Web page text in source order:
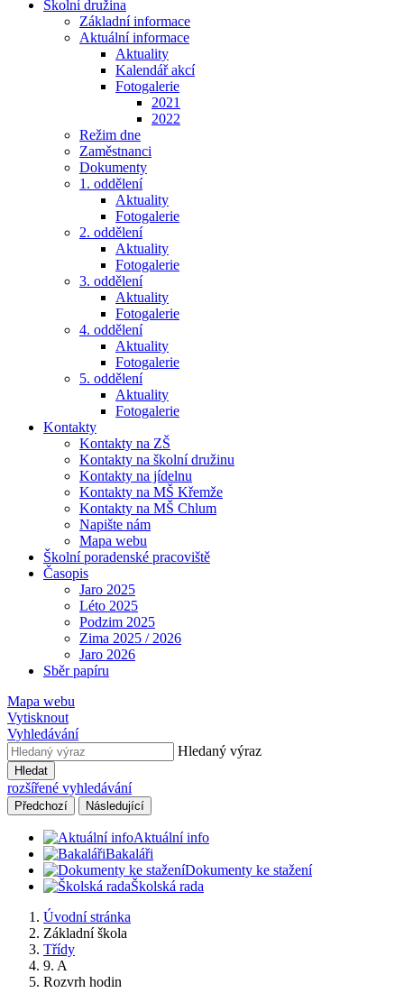
Školní družina
Základní informace
Aktuální informace
Aktuality
Kalendář akcí
Fotogalerie
2021
2022
Režim dne
Zaměstnanci
Dokumenty
1. oddělení
Aktuality
Fotogalerie
2. oddělení
Aktuality
Fotogalerie
3. oddělení
Aktuality
Fotogalerie
4. oddělení
Aktuality
Fotogalerie
5. oddělení
Aktuality
Fotogalerie
Kontakty
Kontakty na ZŠ
Kontakty na školní družinu
Kontakty na jídelnu
Kontakty na MŠ Křemže
Kontakty na MŠ Chlum
Napište nám
Mapa webu
Školní poradenské pracoviště
Časopis
Jaro 2025
Léto 2025
Podzim 2025
Zima 2025 / 2026
Jaro 2026
Sběr papíru
Mapa webu
Vytisknout
Vyhledávání
Hledaný výraz
Hledat
rozšířené vyhledávání
Předchozí Následující
Aktuální info
Bakaláři
Dokumenty ke stažení
Školská rada
Úvodní stránka
Základní škola
Třídy
9. A
Rozvrh hodin